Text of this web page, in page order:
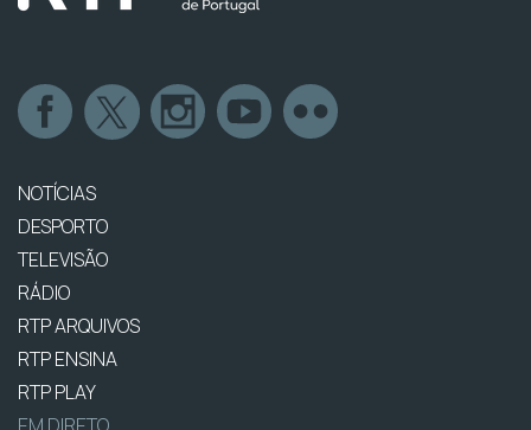
NOTÍCIAS
DESPORTO
TELEVISÃO
RÁDIO
RTP ARQUIVOS
RTP ENSINA
RTP PLAY